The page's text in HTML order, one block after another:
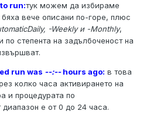
run:тук можем да избираме
вече описани по-горе, плюс
-Weekly и -Monthly,
степента на задълбоченост на
run was --:--hours ago: в това
колко часа активирането на
и процедурата по
е от 0 до 24 часа.